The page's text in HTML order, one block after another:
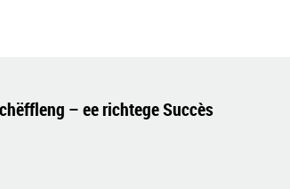
– ee richtege Succès